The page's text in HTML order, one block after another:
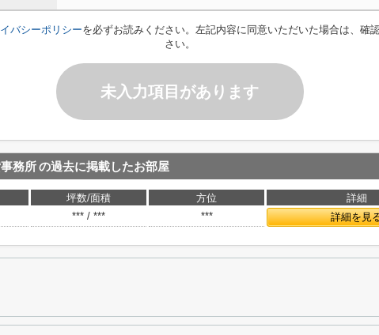
バシーポリシーを必ずお読みください。左記内容に同意いただいた場合は、確
さい。
未入力項目があります
務所の過去に掲載したお部屋
坪数/面積 方位
詳細
*** / *** *** 詳細を見